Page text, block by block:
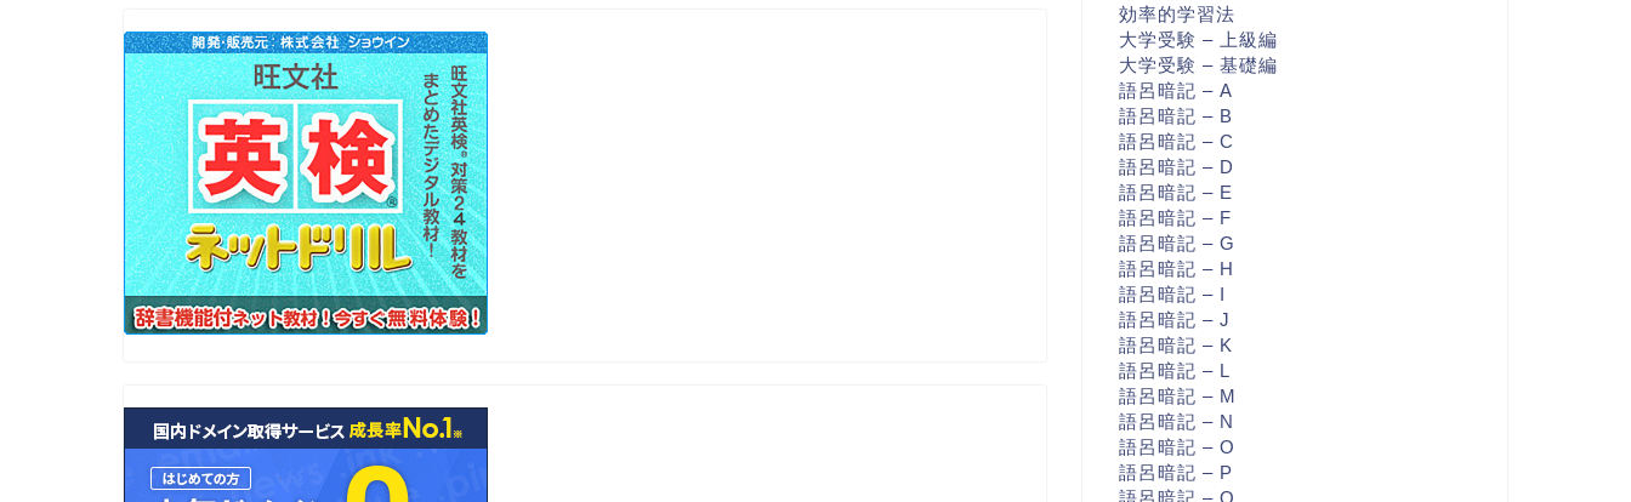
効率的学習法
大学受験 – 上級編
大学受験 – 基礎編
語呂暗記 – A
語呂暗記 – B
語呂暗記 – C
語呂暗記 – D
語呂暗記 – E
語呂暗記 – F
語呂暗記 – G
語呂暗記 – H
語呂暗記 – I
語呂暗記 – J
語呂暗記 – K
語呂暗記 – L
語呂暗記 – M
語呂暗記 – N
語呂暗記 – O
語呂暗記 – P
語呂暗記 – Q